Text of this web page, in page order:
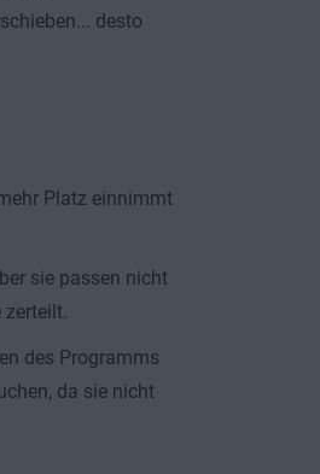
desto
Platz einnimmt
sie passen nicht
zerteilt.
des Programms
da sie nicht